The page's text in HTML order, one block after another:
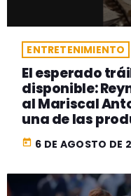
ENTRETENIMIENTO
El esperado
disponible:
al Mariscal
una de las
más
today 6 DE AGOSTO DE